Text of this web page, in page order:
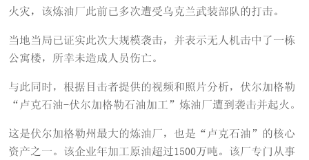
火灾，该炼油厂此前已多次遭受乌克兰武装部队的打击。
当地当局已证实此次大规模袭击，并表示无人机击中了一栋
公寓楼，所幸未造成人员伤亡。
与此同时，根据目击者提供的视频和照片分析，伏尔加格勒
“卢克石油-伏尔加格勒石油加工”炼油厂遭到袭击并起火。
这是伏尔加格勒州最大的炼油厂，也是“卢克石油”的核心
资产之一。该企业年加工原油超过1500万吨。该厂专门从事